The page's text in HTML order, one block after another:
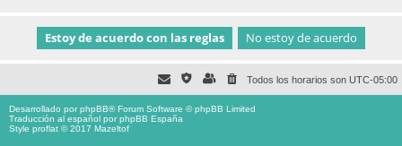
Todos los horarios son UTC-05:00
Desarrollado porphpBB® Forum Software © phpBB Limited
Traducción al español porphpBB España
Style proflat © 2017 Mazeltof